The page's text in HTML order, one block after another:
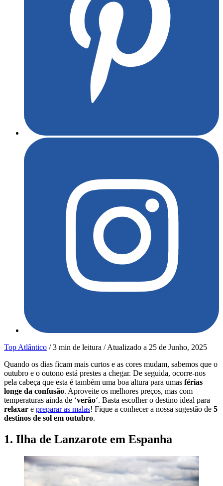
Top Atlântico / 3 min de leitura /Atualizado a 25 de Junho, 2025
Quando os dias ficam mais curtos e as cores mudam, sabemos que o
outubro e o outono está prestes a chegar. De seguida, ocorre-nos
pela cabeça que esta é também uma boa altura para umas férias
longe da confusão. Aproveite os melhores preços, mas com
temperaturas ainda de ‘verão‘. Basta escolher o destino ideal para
relaxar e preparar as malas! Fique a conhecer a nossa sugestão de 5
destinos de sol em outubro.
1. Ilha de Lanzarote em Espanha